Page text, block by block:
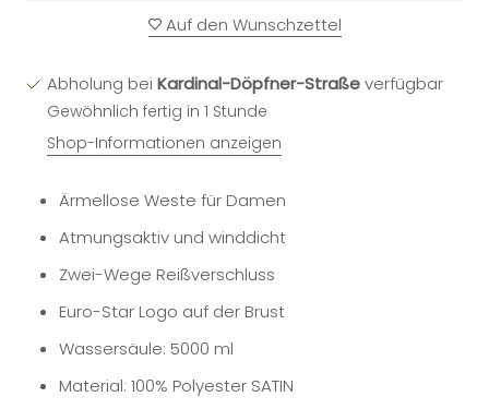
Auf den Wunschzettel
Abholung bei Kardinal-Döpfner-Straßeverfügbar
Gewöhnlich fertig in 1 Stunde
Shop-Informationen anzeigen
Ärmellose Weste für Damen
Atmungsaktiv und winddicht
Zwei-Wege Reißverschluss
Euro-Star Logo auf der Brust
Wassersäule: 5000 ml
Material: 100% Polyester SATIN